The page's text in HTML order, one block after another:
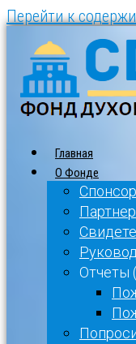
Перейти к
Главная
О Фонде
Отчеты